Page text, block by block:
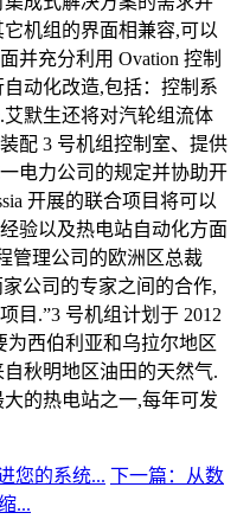
机组的界面相兼容,可以
并充分利用 Ovation 控制
动化改造,包括：控制系
默生还将对汽轮组流体
配 3 号机组控制室、提供
电力公司的规定并协助开
开展的联合项目将可以
验以及热电站自动化方面
管理公司的欧洲区总裁
公司的专家之间的合作,
目.”3 号机组计划于 2012
为西伯利亚和乌拉尔地区
秋明地区油田的天然气.
的热电站之一,每年可发
您的系统... 下一篇：从数
...